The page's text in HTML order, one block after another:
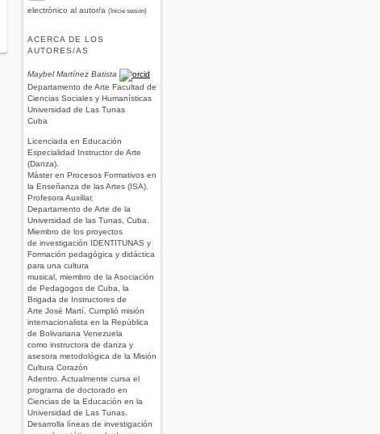
electrónico al autor/a (Inicie sesión)
ACERCA DE LOS
AUTORES/AS
Maybel Martínez Batista
Departamento de Arte Facultad de
Ciencias Sociales y Humanísticas
Universidad de Las Tunas
Cuba
Licenciada en Educación
Especialidad Instructor de Arte
(Danza).
Máster en Procesos Formativos en
la Enseñanza de las Artes (ISA).
Profesora Auxiliar,
Departamento de Arte de la
Universidad de las Tunas, Cuba.
Miembro de los proyectos
de investigación IDENTITUNAS y
Formación pedagógica y didáctica
para una cultura
musical, miembro de la Asociación
de Pedagogos de Cuba, la
Brigada de Instructores de
Arte José Martí. Cumplió misión
internacionalista en la República
de Bolivariana Venezuela
como instructora de danza y
asesora metodológica de la Misión
Cultura Corazón
Adentro. Actualmente cursa el
programa de doctorado en
Ciencias de la Educación en la
Universidad de Las Tunas.
Desarrolla líneas de investigación